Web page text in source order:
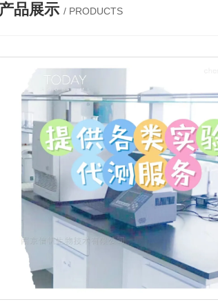
产品展示 / PRODUCTS